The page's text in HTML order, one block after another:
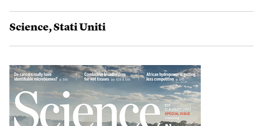
Science,Stati Uniti